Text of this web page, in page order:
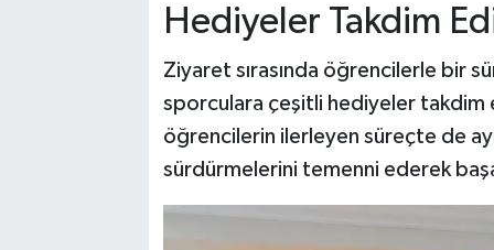
Hediyeler Takdim
Ziyaret sırasında öğrencilerle bir
sporculara çeşitli hediyeler takdim
öğrencilerin ilerleyen süreçte de
sürdürmelerini temenni ederek